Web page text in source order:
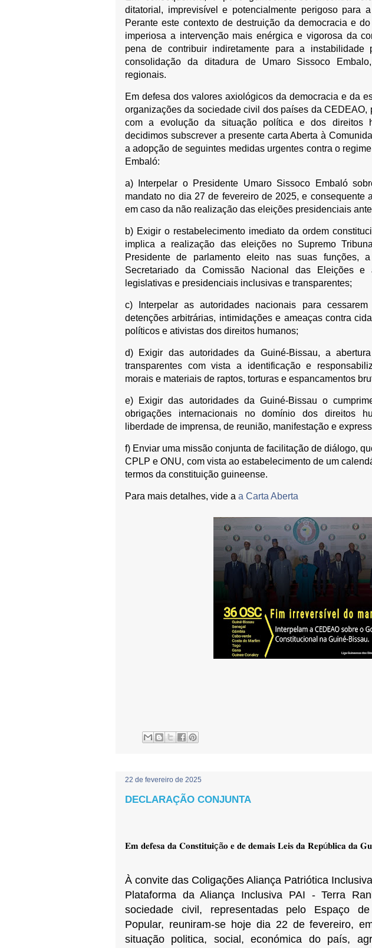
ditatorial, imprevisível e potencialmente perigoso para
Perante este contexto de destruição da democracia e
imperiosa a intervenção mais enérgica e vigorosa da
pena de contribuir indiretamente para a instabilidade
consolidação da ditadura de Umaro Sissoco
regionais.
Em defesa dos valores axiológicos da democracia e da
organizações da sociedade civil dos países da CEDEAO,
com a evolução da situação política e dos direitos
decidimos subscrever a presente carta Aberta à
a adopção de seguintes medidas urgentes contra o
Embaló:
a) Interpelar o Presidente Umaro Sissoco Embaló
mandato no dia 27 de fevereiro de 2025, e consequente
em caso da não realização das eleições presidenciais
b) Exigir o restabelecimento imediato da ordem
implica a realização das eleições no Supremo
Presidente de parlamento eleito nas suas funções,
Secretariado da Comissão Nacional das Eleições
legislativas e presidenciais inclusivas e transparentes;
c) Interpelar as autoridades nacionais para
detenções arbitrárias, intimidações e ameaças contra
políticos e ativistas dos direitos humanos;
d) Exigir das autoridades da Guiné-Bissau, a
transparentes com vista a identificação e
morais e materiais de raptos, torturas e espancamentos
e) Exigir das autoridades da Guiné-Bissau o
obrigações internacionais no domínio dos direitos
liberdade de imprensa, de reunião, manifestação e
f) Enviar uma missão conjunta de facilitação de diálogo,
CPLP e ONU, com vista ao estabelecimento de um
termos da constituição guineense.
Para mais detalhes, vide a a Carta Aberta
22 de fevereiro de 2025
DECLARAÇÃO CONJUNTA
𝐄𝐦 𝐝𝐞𝐟𝐞𝐬𝐚 𝐝𝐚 𝐂𝐨𝐧𝐬𝐭𝐢𝐭𝐮𝐢çã𝐨 𝐞 𝐝𝐞 𝐝𝐞𝐦𝐚𝐢𝐬 𝐋𝐞𝐢𝐬 𝐝𝐚 𝐑𝐞𝐩ú𝐛𝐥𝐢𝐜𝐚 𝐝𝐚
À convite das Coligações Aliança Patriótica
Plataforma da Aliança Inclusiva PAI - Terra
sociedade civil, representadas pelo Espaço
Popular, reuniram-se hoje dia 22 de fevereiro,
situação politica, social, económica do país,